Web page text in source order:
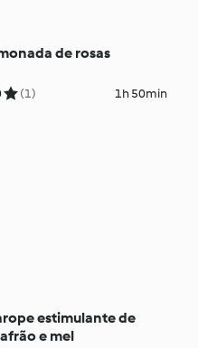
de rosas
(1) 1h 50min
estimulante de
e mel